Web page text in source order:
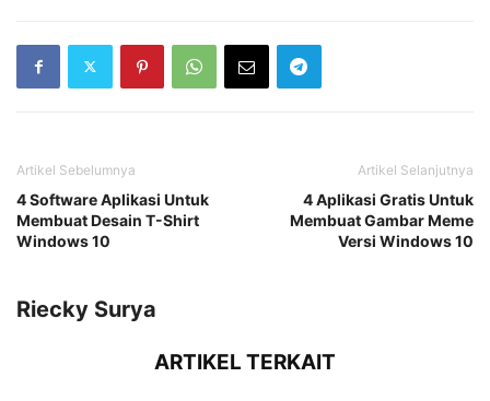
Artikel Sebelumnya
4 Software Aplikasi Untuk
Membuat Desain T-Shirt
Windows 10
Artikel Selanjutnya
4 Aplikasi Gratis Untuk
Membuat Gambar Meme
Versi Windows 10
Riecky Surya
ARTIKEL TERKAIT